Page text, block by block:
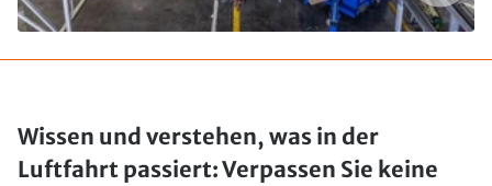
Wissen und verstehen, was in der
Luftfahrt passiert: Verpassen Sie keine